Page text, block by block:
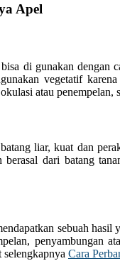
Apel
di gunakan dengan
vegetatif
atau penempelan,
liar, kuat dan
berasal dari batang
sebuah
penyambungan
selengkapnya Cara